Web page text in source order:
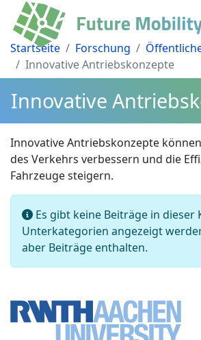
Startseite Forschung
Innovative Antriebskonzepte
Innovative
Innovative Antriebskonzepte
des Verkehrs verbessern und die
Fahrzeuge steigern.
Information
Es gibt keine Beiträge in dieser
Unterkategorien angezeigt
aber Beiträge enthalten.